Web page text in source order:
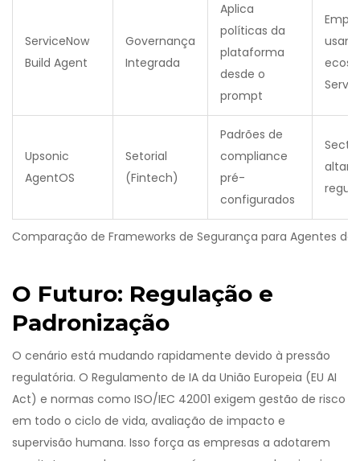
Comparação de Frameworks de Segurança para Agentes de
ServiceNow
Build Agent
Governança
Integrada
Aplica
políticas da
plataforma
desde o
prompt
Upsonic
AgentOS
Setorial
(Fintech)
Padrões de
compliance
pré-
configurados
O Futuro: Regulação e
Padronização
O cenário está mudando rapidamente devido à pressão
regulatória. O Regulamento de IA da União Europeia (EU AI
Act) e normas como ISO/IEC 42001 exigem gestão de risco
em todo o ciclo de vida, avaliação de impacto e
supervisão humana. Isso força as empresas a adotarem